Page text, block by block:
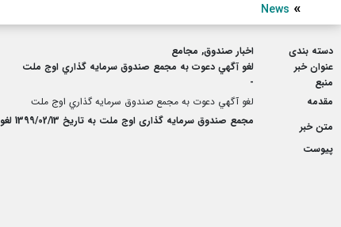
News
دسته بندی
اخبار صندوق, مجامع
عنوان خبر
لغو آگهي دعوت به مجمع صندوق سرمايه گذاري اوج ملت
منبع
-
مقدمه
لغو آگهي دعوت به مجمع صندوق سرمايه گذاري اوج ملت
متن خبر
مجمع صندوق سرمایه گذاری اوج ملت به تاریخ 1399/02/13 لغو گردید.
پیوست